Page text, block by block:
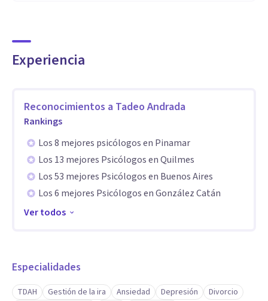
a poder poner palabras ahí donde no las había.
Trabajo de manera online, brindando un espacio cuidado y
confidencial, donde cada persona pueda hablar libremente y
sin prejuicios. El objetivo no es ajustarse a un ideal sino
abrir la posibilidad de vivir de un modo más propio y
singular, más acorde al deseo de cada uno.
Experiencia
Reconocimientos a Tadeo Andrada
Rankings
Los 8 mejores psicólogos en Pinamar
Los 13 mejores Psicólogos en Quilmes
Los 53 mejores Psicólogos en Buenos Aires
Los 6 mejores Psicólogos en González Catán
Ver todos
Especialidades
TDAH Gestión de la ira Ansiedad Depresión
Divorcio